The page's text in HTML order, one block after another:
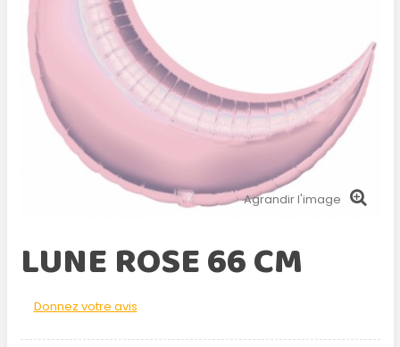
Agrandir l'image
LUNE ROSE 66 CM
Donnez votre avis